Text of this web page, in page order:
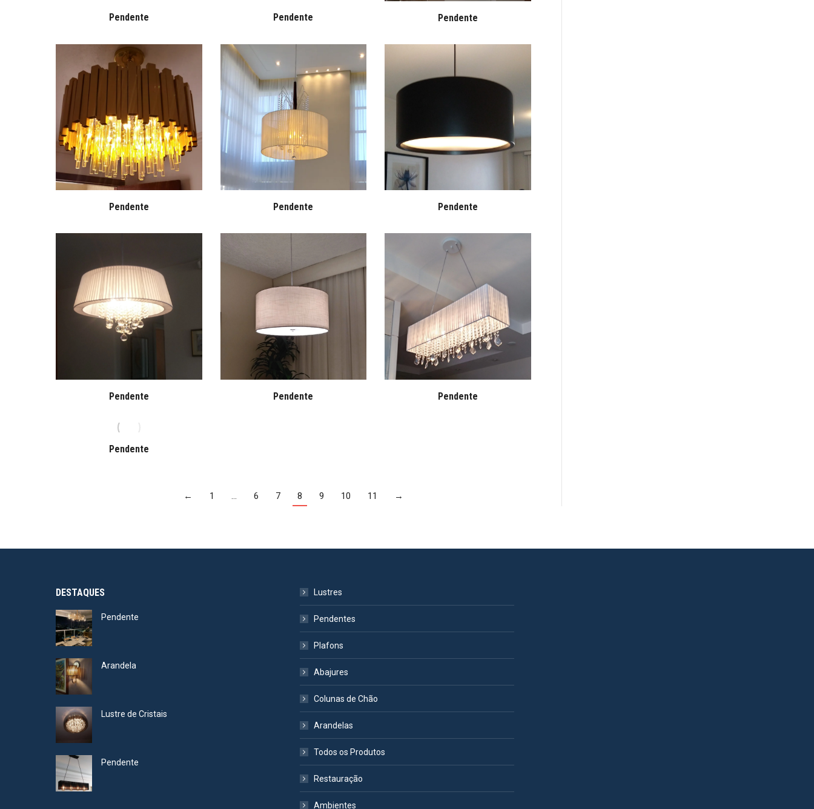
Pendente Pendente Pendente
Pendente Pendente Pendente
Pendente Pendente Pendente
Pendente
← 1 … 6 7 8 9 10 11 →
DESTAQUES
Pendente
Arandela
Lustre de Cristais
Pendente
Lustres
Pendentes
Plafons
Abajures
Colunas de Chão
Arandelas
Todos os Produtos
Restauração
Ambientes